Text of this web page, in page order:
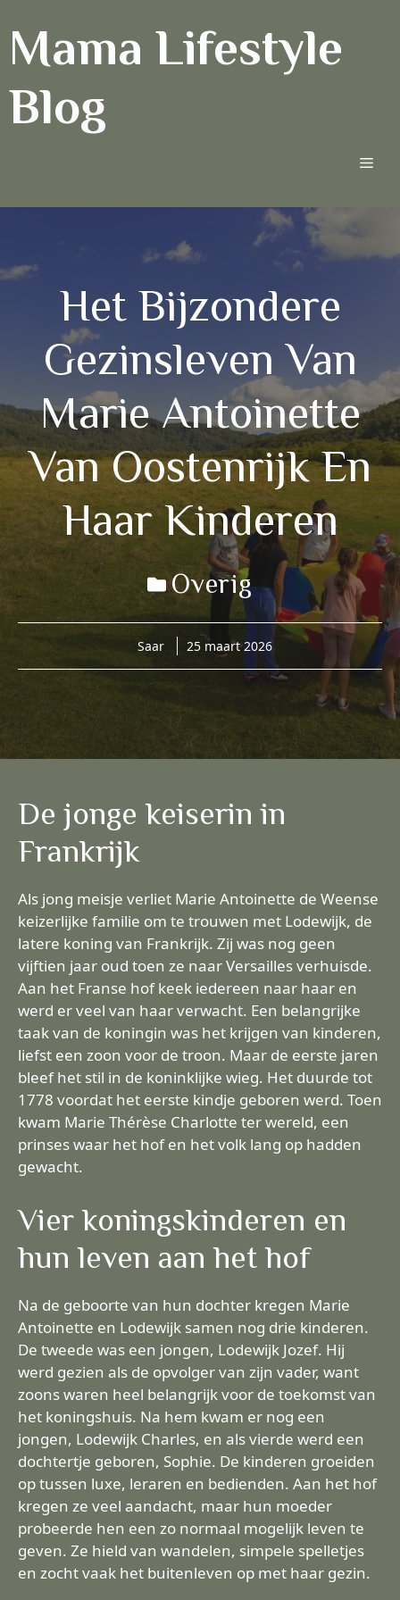
naarMama Lifestyle
Blog
Het Bijzondere
Gezinsleven Van
Marie Antoinette
Van Oostenrijk En
Haar Kinderen
Overig
Saar 25 maart 2026
De jonge keiserin in
Frankrijk
Als jong meisje verliet Marie Antoinette de Weense
keizerlijke familie om te trouwen met Lodewijk, de
latere koning van Frankrijk. Zij was nog geen
vijftien jaar oud toen ze naar Versailles verhuisde.
Aan het Franse hof keek iedereen naar haar en
werd er veel van haar verwacht. Een belangrijke
taak van de koningin was het krijgen van kinderen,
liefst een zoon voor de troon. Maar de eerste jaren
bleef het stil in de koninklijke wieg. Het duurde tot
1778 voordat het eerste kindje geboren werd. Toen
kwam Marie Thérèse Charlotte ter wereld, een
prinses waar het hof en het volk lang op hadden
gewacht.
Vier koningskinderen en
hun leven aan het hof
Na de geboorte van hun dochter kregen Marie
Antoinette en Lodewijk samen nog drie kinderen.
De tweede was een jongen, Lodewijk Jozef. Hij
werd gezien als de opvolger van zijn vader, want
zoons waren heel belangrijk voor de toekomst van
het koningshuis. Na hem kwam er nog een
jongen, Lodewijk Charles, en als vierde werd een
dochtertje geboren, Sophie. De kinderen groeiden
op tussen luxe, leraren en bedienden. Aan het hof
kregen ze veel aandacht, maar hun moeder
probeerde hen een zo normaal mogelijk leven te
geven. Ze hield van wandelen, simpele spelletjes
en zocht vaak het buitenleven op met haar gezin.